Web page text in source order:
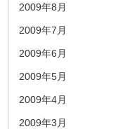
2009年8月
2009年7月
2009年6月
2009年5月
2009年4月
2009年3月